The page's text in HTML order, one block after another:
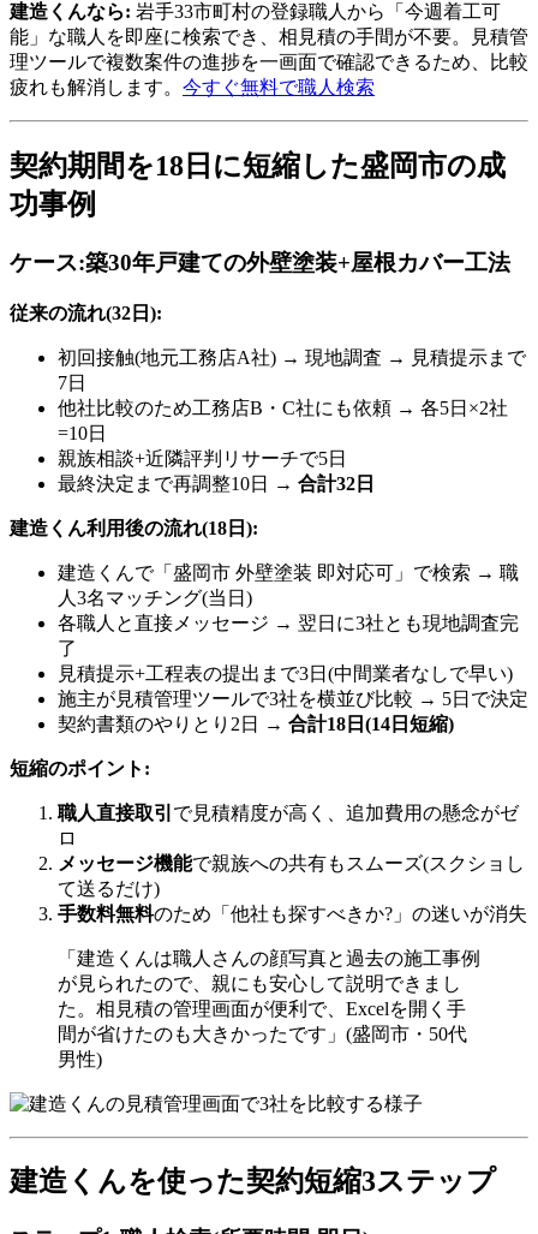
建造くんなら: 岩手33市町村の登録職人から「今週着工可
能」な職人を即座に検索でき、相見積の手間が不要。見積管
理ツールで複数案件の進捗を一画面で確認できるため、比較
疲れも解消します。 今すぐ無料で職人検索
契約期間を18日に短縮した盛岡市の成
功事例
ケース:築30年戸建ての外壁塗装+屋根カバー工法
従来の流れ(32日):
初回接触(地元工務店A社) → 現地調査 → 見積提示まで
7日
他社比較のため工務店B・C社にも依頼 → 各5日×2社
=10日
親族相談+近隣評判リサーチで5日
最終決定まで再調整10日 → 合計32日
建造くん利用後の流れ(18日):
建造くんで「盛岡市 外壁塗装 即対応可」で検索 → 職
人3名マッチング(当日)
各職人と直接メッセージ → 翌日に3社とも現地調査完
了
見積提示+工程表の提出まで3日(中間業者なしで早い)
施主が見積管理ツールで3社を横並び比較 → 5日で決定
契約書類のやりとり2日 → 合計18日(14日短縮)
短縮のポイント:
職人直接取引 で見積精度が高く、追加費用の懸念がゼ
ロ
メッセージ機能で親族への共有もスムーズ(スクショし
て送るだけ)
手数料無料のため「他社も探すべきか?」の迷いが消失
「建造くんは職人さんの顔写真と過去の施工事例
が見られたので、親にも安心して説明できまし
た。相見積の管理画面が便利で、Excelを開く手
間が省けたのも大きかったです」(盛岡市・50代
男性)
建造くんを使った契約短縮3ステップ